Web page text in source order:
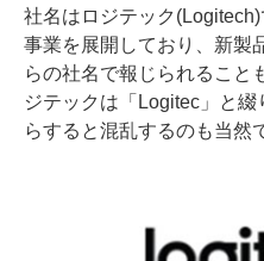
社名はロジテック
事業を展開しており、新製
らの社名で報じられること
ジテックは「Logitec」と
らすると混乱するのも当然